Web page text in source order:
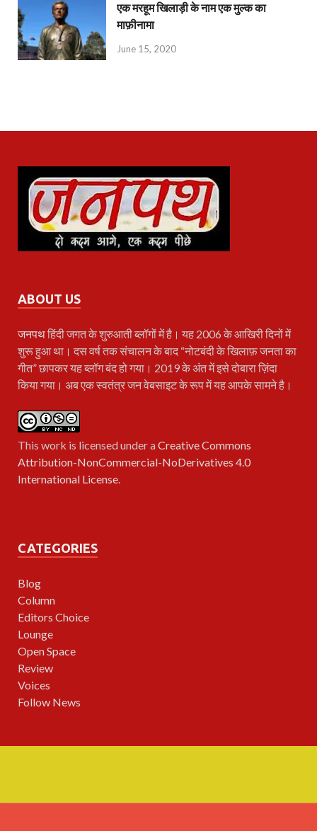
एक मरहूम खिलाड़ी के नाम एक मुल्क का
माफ़ीनामा
June 15, 2020
ABOUT US
जनपथहिंदी जगत के शुरुआती ब्लॉगों में है। यह 2006 के आखिरी दिनों में
शुरू हुआ था। दस वर्ष तक संचालन के बाद “नोटबंदी के खिलाफ़ जनता का
गीत” छापकर यह ब्लॉग बंद हो गया। 2019 के अंत में इसे दोबारा ज़िंदा
किया गया। अब एक स्वतंत्र जन वेबसाइट के रूप में यह आपके सामने है।
This work is licensed under aCreative Commons
Attribution-NonCommercial-NoDerivatives 4.0
International License.
CATEGORIES
Blog
Column
Editors Choice
Lounge
Open Space
Review
Voices
Follow News